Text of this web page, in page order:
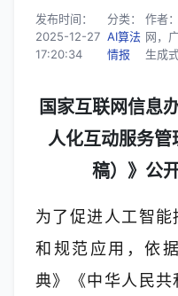
发布时间：
2025-12-27
17:20:34
分类：
AI算法
情报
作者
网，
生成
国家互联网信息
人化互动服务
稿）》公
为了促进人工智
和规范应用，依
典》《中华人民